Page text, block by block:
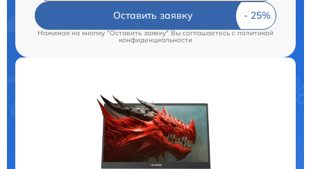
Оставить заявку
Нажимая на кнопку "Оставить заявку" Вы соглашаетесь cполитикой
конфиденциальности